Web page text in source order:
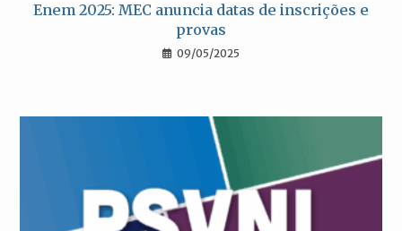
Enem 2025: MEC anuncia datas de inscrições e
provas
09/05/2025